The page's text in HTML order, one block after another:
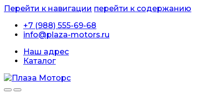
Перейти к навигации перейти к содержанию
+7 (988) 555-69-68
info@plaza-motors.ru
Наш адрес
Каталог